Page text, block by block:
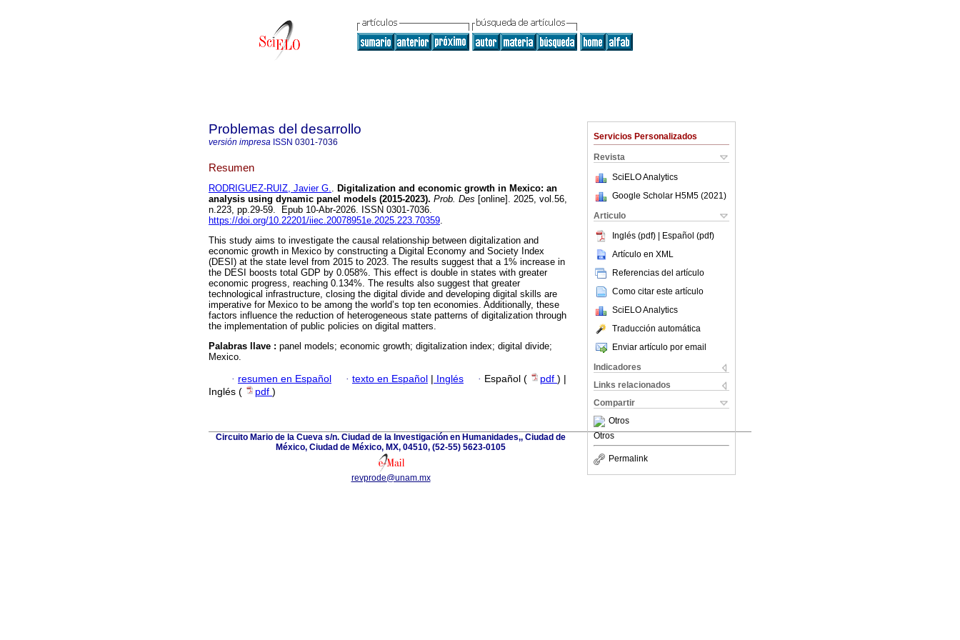
Servicios Personalizados
Revista
SciELO Analytics
Google Scholar H5M5 (2021 )
Articulo
Inglés (pdf) | Español (pdf)
Artículo en XML
Referencias del artículo
Como citar este artículo
SciELO Analytics
Traducción automática
Enviar artículo por email
Indicadores
Links relacionados
Compartir
Otros
Otros
Permalink
Problemas del desarrollo
versión impresa ISSN 0301-7036
Resumen
RODRIGUEZ-RUIZ, Javier G.. Digitalization and economic growth in Mexico: an
analysis using dynamic panel models (2015-2023). Prob. Des [online]. 2025, vol.56,
n.223, pp.29-59. Epub 10-Abr-2026. ISSN 0301-7036.
https://doi.org/10.22201/iiec.20078951e.2025.223.70359.
This study aims to investigate the causal relationship between digitalization and
economic growth in Mexico by constructing a Digital Economy and Society Index
(DESI) at the state level from 2015 to 2023. The results suggest that a 1% increase in
the DESI boosts total GDP by 0.058%. This effect is double in states with greater
economic progress, reaching 0.134%. The results also suggest that greater
technological infrastructure, closing the digital divide and developing digital skills are
imperative for Mexico to be among the world’s top ten economies. Additionally, these
factors influence the reduction of heterogeneous state patterns of digitalization through
the implementation of public policies on digital matters.
Palabras llave : panel models; economic growth; digitalization index; digital divide;
Mexico.
· resumen en Español · texto en Español | Inglés · Español ( pdf ) |
Inglés (
pdf )
Circuito Mario de la Cueva s/n. Ciudad de la Investigación en Humanidades,, Ciudad de
México, Ciudad de México, MX, 04510, (52-55) 5623-0105
revprode@unam.mx